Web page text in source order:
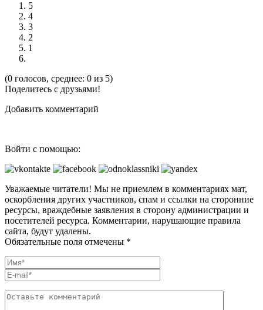
5
4
3
2
1
(0 голосов, среднее: 0 из 5)
Поделитесь с друзьями!
Добавить комментарий
Войти с помощью:
Уважаемые читатели! Мы не приемлем в комментариях мат,
оскорбления других участников, спам и ссылки на сторонние
ресурсы, враждебные заявления в сторону администрации и
посетителей ресурса. Комментарии, нарушающие правила
сайта, будут удалены.
Обязательные поля отмечены *